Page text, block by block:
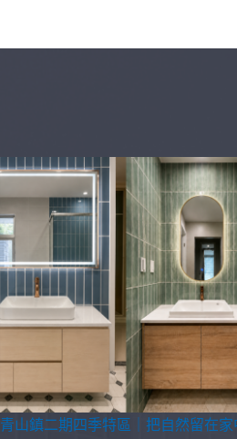
青山鎮二期四季特區｜把自然留在家